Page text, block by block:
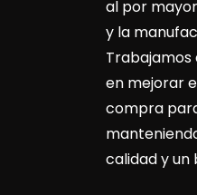
al por
y la
en mejorar
compra
calidad y un